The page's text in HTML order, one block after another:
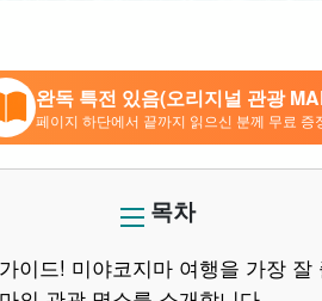
완독 특전 있음(오리지널 관광
페이지 하단에서 끝까지 읽으신 분께 무료 증
목차
이드! 미야코지마 여행을 가장